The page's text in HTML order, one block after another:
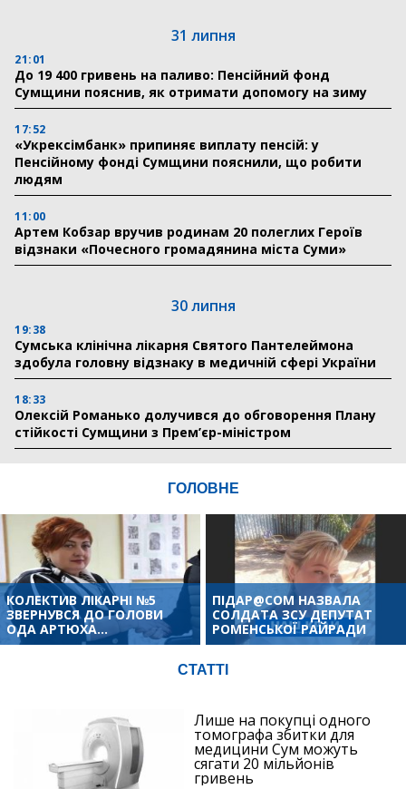
31 липня
21:01
До 19 400 гривень на паливо: Пенсійний фонд
Сумщини пояснив, як отримати допомогу на зиму
17:52
«Укрексімбанк» припиняє виплату пенсій: у
Пенсійному фонді Сумщини пояснили, що робити
людям
11:00
Артем Кобзар вручив родинам 20 полеглих Героїв
відзнаки «Почесного громадянина міста Суми»
30 липня
19:38
Сумська клінічна лікарня Святого Пантелеймона
здобула головну відзнаку в медичній сфері України
18:33
Олексій Романько долучився до обговорення Плану
стійкості Сумщини з Прем’єр-міністром
ГОЛОВНЕ
КОЛЕКТИВ ЛІКАРНІ №5
ЗВЕРНУВСЯ ДО ГОЛОВИ
ОДА АРТЮХА...
ПІДАР@СОМ НАЗВАЛА
СОЛДАТА ЗСУ ДЕПУТАТ
РОМЕНСЬКОЇ РАЙРАДИ
СТАТТІ
Лише на покупці одного
томографа збитки для
медицини Сум можуть
сягати 20 мільйонів
гривень